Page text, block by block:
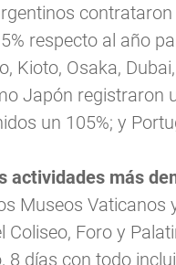
respecto al año
Kioto, Osaka,
Japón registraron
un 105%; y
actividades más
Museos Vaticanos
Coliseo, Foro y
8 días con todo